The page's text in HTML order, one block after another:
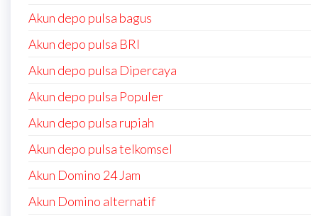
Akun depo pulsa bagus
Akun depo pulsa BRI
Akun depo pulsa Dipercaya
Akun depo pulsa Populer
Akun depo pulsa rupiah
Akun depo pulsa telkomsel
Akun Domino 24 Jam
Akun Domino alternatif